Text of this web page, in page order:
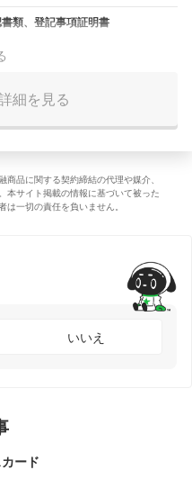
類、登記事項証明書
細を見る
品に関する契約締結の代理や媒介、
本サイト掲載の情報に基づいて被った
は一切の責任を負いません。
いいえ
ード